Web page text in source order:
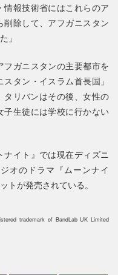
報技術省にはこれらのア
除して、アフガニスタン
」
ガニスタンの主要都市を
タン・イスラム首長国」
タリバンはその後、女性の
子生徒には学校に行かない
イト』では現在ディズニ
オのドラマ『ムーンナイ
トが発売されている。
trademark of BandLab UK Limited